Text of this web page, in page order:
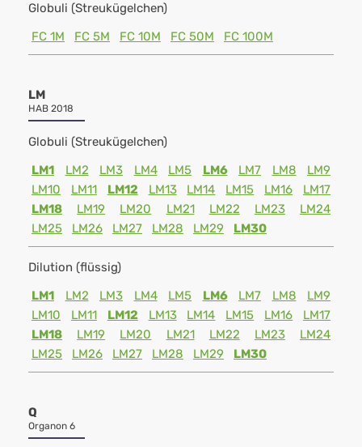
Globuli (Streukügelchen)
FC 1M
FC 5M FC 10M FC 50M FC 100M
LM
HAB 2018
Globuli (Streukügelchen)
LM1
LM2 LM3 LM4 LM5 LM6 LM7 LM8
LM9
LM10
LM11 LM12 LM13 LM14 LM15 LM16
LM17
LM18
LM19 LM20 LM21 LM22 LM23
LM24
LM25
LM26 LM27 LM28 LM29 LM30
Dilution (flüssig)
LM1
LM2 LM3 LM4 LM5 LM6 LM7 LM8
LM9
LM10
LM11 LM12 LM13 LM14 LM15 LM16
LM17
LM18
LM19 LM20 LM21 LM22 LM23
LM24
LM25
LM26 LM27 LM28 LM29 LM30
Q
Organon 6